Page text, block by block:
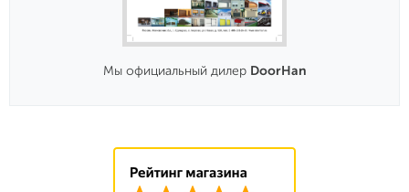
Мы официальный дилер DoorHan